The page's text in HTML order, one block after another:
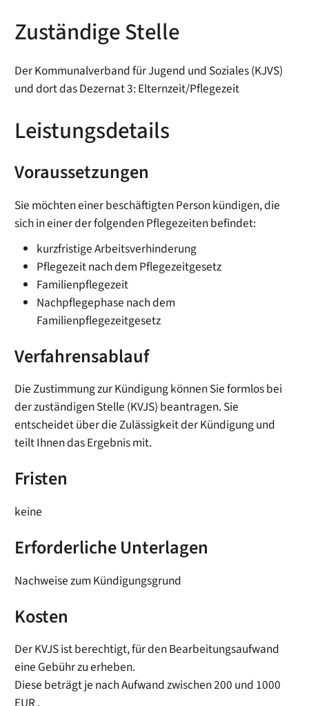
Zuständige Stelle
Der Kommunalverband für Jugend und Soziales (KJVS)
und dort das Dezernat 3: Elternzeit/Pflegezeit
Leistungsdetails
Voraussetzungen
Sie möchten einer beschäftigten Person kündigen, die
sich in einer der folgenden Pflegezeiten befindet:
kurzfristige Arbeitsverhinderung
Pflegezeit nach dem Pflegezeitgesetz
Familienpflegezeit
Nachpflegephase nach dem
Familienpflegezeitgesetz
Verfahrensablauf
Die Zustimmung zur Kündigung können Sie formlos bei
der zuständigen Stelle (KVJS) beantragen. Sie
entscheidet über die Zulässigkeit der Kündigung und
teilt Ihnen das Ergebnis mit.
Fristen
keine
Erforderliche Unterlagen
Nachweise zum Kündigungsgrund
Kosten
Der KVJS ist berechtigt, für den Bearbeitungsaufwand
eine Gebühr zu erheben.
Diese beträgt je nach Aufwand zwischen 200 und 1000